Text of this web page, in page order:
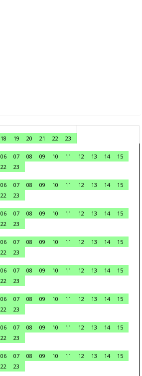
18 19 20 21 22
23
06 07 08 09 10 11 12 13 14
15
22
23
06 07 08 09 10 11 12 13 14
15
22
23
06 07 08 09 10 11 12 13 14
15
22
23
06 07 08 09 10 11 12 13 14
15
22
23
06 07 08 09 10 11 12 13 14
15
22
23
06 07 08 09 10 11 12 13 14
15
22
23
06 07 08 09 10 11 12 13 14
15
22
23
06 07 08 09 10 11 12 13 14
15
22
23